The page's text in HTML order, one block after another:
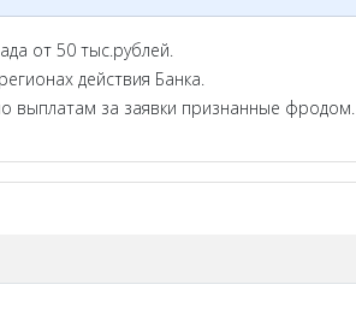
от 50 тыс.рублей.
действия Банка.
выплатам за заявки признанные фродом.